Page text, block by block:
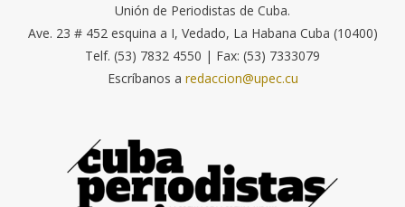
Unión de Periodistas de Cuba.
Ave. 23 # 452 esquina a I, Vedado, La Habana Cuba (10400)
Telf. (53) 7832 4550 | Fax: (53) 7333079
Escríbanos a redaccion@upec.cu